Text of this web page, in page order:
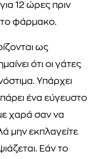
12 ώρες πριν
φάρμακο.
ως
ότι οι γάτες
Υπάρχει
ένα εύγευστο
χαρά σαν να
μην εκπλαγείτε
Εάν το